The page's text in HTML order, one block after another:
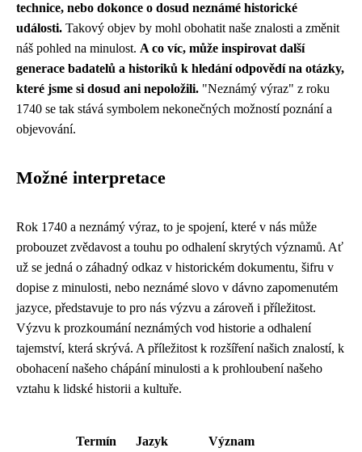
technice, nebo dokonce o dosud neznámé historické
události. Takový objev by mohl obohatit naše znalosti a změnit
náš pohled na minulost. A co víc, může inspirovat další
generace badatelů a historiků k hledání odpovědí na otázky,
které jsme si dosud ani nepoložili. "Neznámý výraz" z roku
1740 se tak stává symbolem nekonečných možností poznání a
objevování.
Možné interpretace
Rok 1740 a neznámý výraz, to je spojení, které v nás může
probouzet zvědavost a touhu po odhalení skrytých významů. Ať
už se jedná o záhadný odkaz v historickém dokumentu, šifru v
dopise z minulosti, nebo neznámé slovo v dávno zapomenutém
jazyce, představuje to pro nás výzvu a zároveň i příležitost.
Výzvu k prozkoumání neznámých vod historie a odhalení
tajemství, která skrývá. A příležitost k rozšíření našich znalostí, k
obohacení našeho chápání minulosti a k prohloubení našeho
vztahu k lidské historii a kultuře.
Termín Jazyk Význam